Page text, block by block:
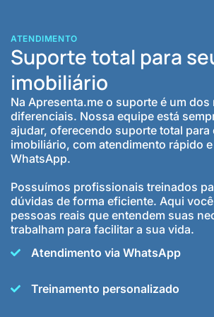
ATENDIMENTO
Suporte total para
imobiliário
Na Apresenta.me o suporte é um
diferenciais. Nossa equipe está
ajudar, oferecendo suporte total para
imobiliário, com atendimento rápido
WhatsApp.
Possuímos profissionais treinados
dúvidas de forma eficiente. Aqui
pessoas reais que entendem suas
trabalham para facilitar a sua vida.
Atendimento via WhatsApp
Treinamento personalizado